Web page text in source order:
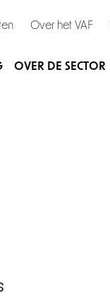
Over het VAF
OVER DE SECTOR